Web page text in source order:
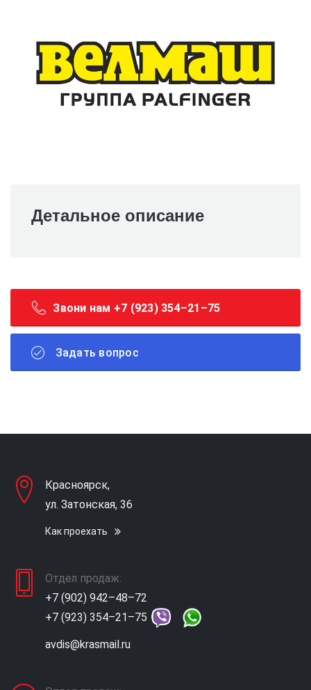
Детальное описание
Звони нам +7 (923) 354–21–75
Задать вопрос
Красноярск,
ул. Затонская, 36
Как проехать
Отдел продаж:
+7 (902) 942–48–72
+7 (923) 354–21–75
avdis@krasmail.ru